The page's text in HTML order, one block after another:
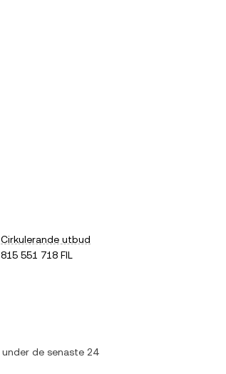
Cirkulerande utbud
815 551 718 FIL
under de senaste 24